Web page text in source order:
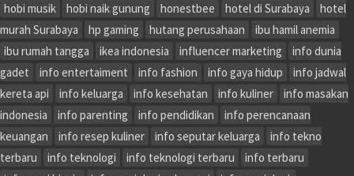
hobi musik
hobi naik gunung honestbee hotel di Surabaya
hotel
murah Surabaya
hp gaming hutang perusahaan
ibu hamil anemia
ibu rumah tangga
ikea indonesia influencer marketing
info dunia
gadet
info entertaiment info fashion info gaya hidup
info jadwal
kereta api
info keluarga info kesehatan info kuliner
info masakan
indonesia
info parenting info pendidikan
info perencanaan
keuangan
info resep kuliner info seputar keluarga
info tekno
terbaru
info teknologi info teknologi terbaru
info terbaru